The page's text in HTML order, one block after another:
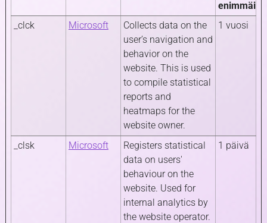
_clck
Microsoft
Collects data on the
user’s navigation and
behavior on the
website. This is used
to compile statistical
reports and
heatmaps for the
website owner.
1 vuosi
_clsk Microsoft
Registers statistical
data on users'
behaviour on the
website. Used for
internal analytics by
the website operator.
1 päivä